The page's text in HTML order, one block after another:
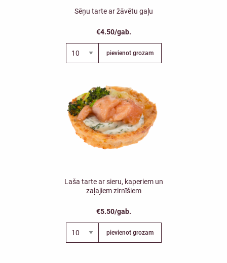
Sēņu tarte ar žāvētu gaļu
€4.50/gab.
pievienot grozam
Laša tarte ar sieru, kaperiem un
zaļajiem zirnīšiem
€5.50/gab.
pievienot grozam